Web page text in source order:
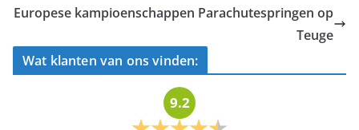
Europese kampioenschappen Parachutespringen op
Teuge
Wat klanten van ons vinden:
9.2